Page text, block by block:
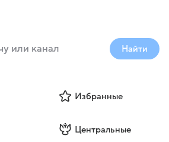
Найти
Избранные
Центральные